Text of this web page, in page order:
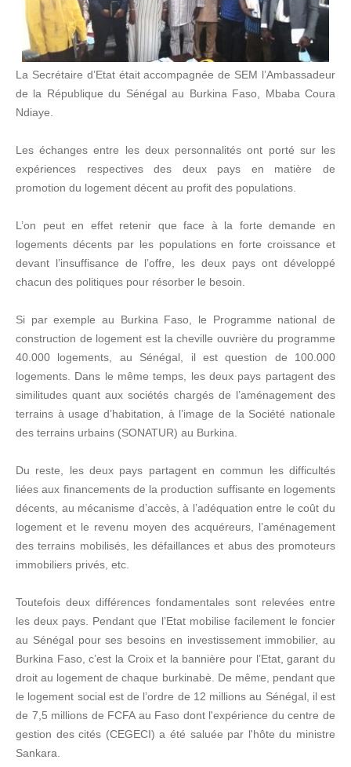
La Secrétaire d’Etat était accompagnée de SEM l’Ambassadeur
de la République du Sénégal au Burkina Faso, Mbaba Coura
Ndiaye.
Les échanges entre les deux personnalités ont porté sur les
expériences respectives des deux pays en matière de
promotion du logement décent au profit des populations.
L’on peut en effet retenir que face à la forte demande en
logements décents par les populations en forte croissance et
devant l’insuffisance de l’offre, les deux pays ont développé
chacun des politiques pour résorber le besoin.
Si par exemple au Burkina Faso, le Programme national de
construction de logement est la cheville ouvrière du programme
40.000 logements, au Sénégal, il est question de 100.000
logements. Dans le même temps, les deux pays partagent des
similitudes quant aux sociétés chargés de l’aménagement des
terrains à usage d’habitation, à l’image de la Société nationale
des terrains urbains (SONATUR) au Burkina.
Du reste, les deux pays partagent en commun les difficultés
liées aux financements de la production suffisante en logements
décents, au mécanisme d’accès, à l’adéquation entre le coût du
logement et le revenu moyen des acquéreurs, l’aménagement
des terrains mobilisés, les défaillances et abus des promoteurs
immobiliers privés, etc.
Toutefois deux différences fondamentales sont relevées entre
les deux pays. Pendant que l’Etat mobilise facilement le foncier
au Sénégal pour ses besoins en investissement immobilier, au
Burkina Faso, c’est la Croix et la bannière pour l’Etat, garant du
droit au logement de chaque burkinabè. De même, pendant que
le logement social est de l’ordre de 12 millions au Sénégal, il est
de 7,5 millions de FCFA au Faso dont l'expérience du centre de
gestion des cités (CEGECI) a été saluée par l'hôte du ministre
Sankara.